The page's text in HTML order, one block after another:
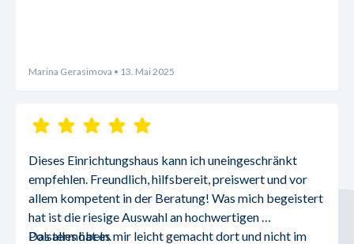
Marina Gerasimova • 13. Mai 2025
Dieses Einrichtungshaus kann ich uneingeschränkt
empfehlen. Freundlich, hilfsbereit, preiswert und vor
allem kompetent in der Beratung! Was mich begeistert
hat ist die riesige Auswahl an hochwertigen
Polstermöbeln.
Das alles hat es mir leicht gemacht dort und nicht im